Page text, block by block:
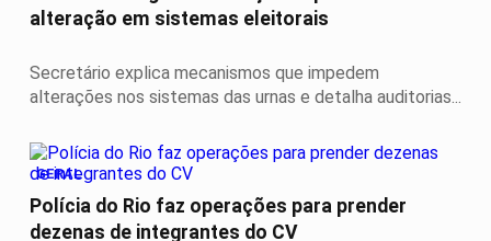
alteração em sistemas eleitorais
Secretário explica mecanismos que impedem
alterações nos sistemas das urnas e detalha auditorias...
GERAL
Polícia do Rio faz operações para prender
dezenas de integrantes do CV